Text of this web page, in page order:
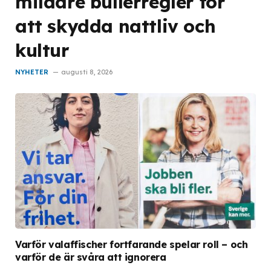
att skydda nattliv och
kultur
NYHETER augusti 8, 2026
Varför valaffischer fortfarande spelar roll – och
varför de är svåra att ignorera